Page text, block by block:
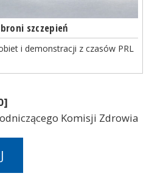
szczepień
i demonstracji z czasów PRL
Komisji Zdrowia